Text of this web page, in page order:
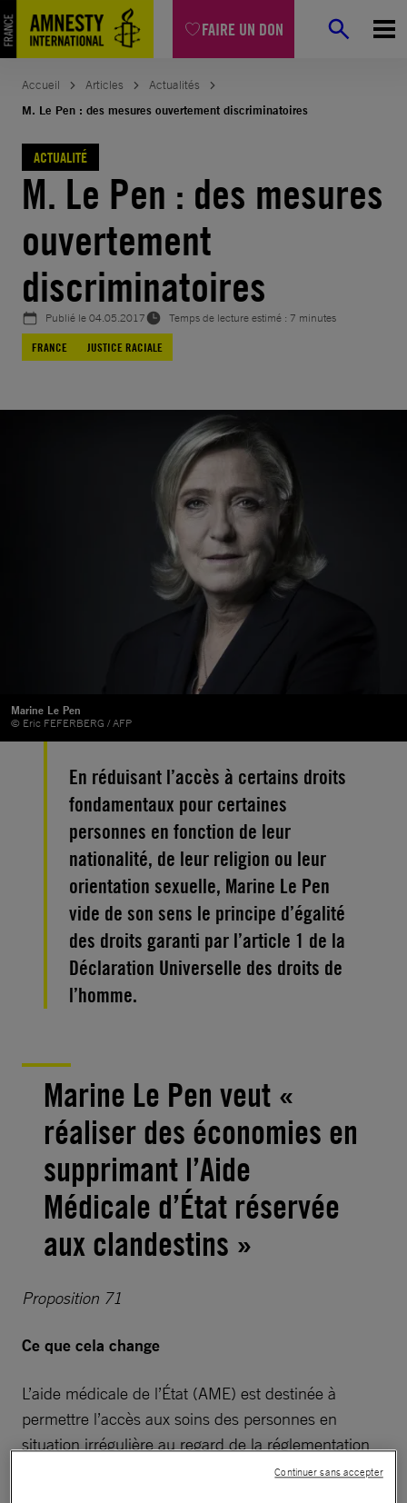
FAIRE UN DON
Aller
au
contenu
Accueil Articles
Actualités
M. Le Pen : des mesures ouvertement discriminatoires
ACTUALITÉ
M. Le Pen : des mesures
ouvertement
discriminatoires
Publié le04.05.2017
Temps de lecture estimé : 7 minutes
FRANCE
JUSTICE RACIALE
Marine Le Pen
© Eric FEFERBERG / AFP
En réduisant l’accès à certains droits
fondamentaux pour certaines
personnes en fonction de leur
nationalité, de leur religion ou leur
orientation sexuelle, Marine Le Pen
vide de son sens le principe d’égalité
des droits garanti par l’article 1 de la
Déclaration Universelle des droits de
l’homme.
Marine Le Pen veut «
réaliser des économies en
supprimant l’Aide
Médicale d’État réservée
aux clandestins »
Proposition 71
Ce que cela change
L’aide médicale de l’État (AME) est destinée à
permettre l’accès aux soins des personnes en
situation irrégulière au regard de la réglementation
française sur le séjour en France. Elle est attribuée
Continuer sans accepter